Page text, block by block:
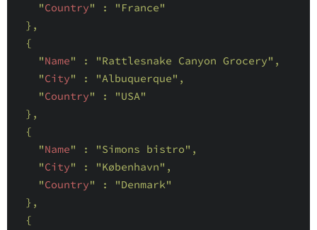
"Country" :
"France"
},
{
"Name" : "Rattlesnake Canyon Grocery" ,
"City" : "Albuquerque" ,
"Country" :
"USA"
},
{
"Name" : "Simons bistro" ,
"City" : "København" ,
"Country" :
"Denmark"
},
{